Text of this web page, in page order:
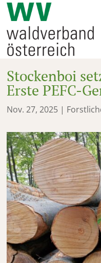
Stockenboi
Erste PEFC-
Nov. 27, 2025 |